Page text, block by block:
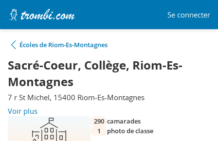
Se connecter
Écoles de Riom-Es-Montagnes
Sacré-Coeur, Collège, Riom-Es-
Montagnes
7 r St Michel, 15400 Riom-Es-Montagnes
Voir plus
290 camarades
1
photo de classe